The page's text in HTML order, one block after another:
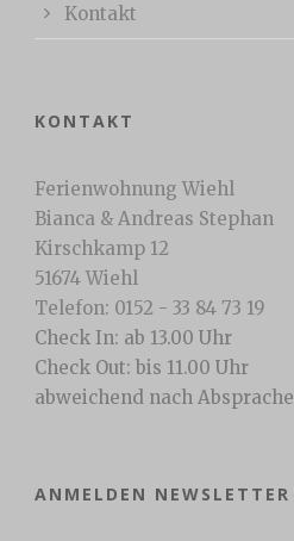
Kontakt
KONTAKT
Ferienwohnung Wiehl
Bianca & Andreas Stephan
Kirschkamp 12
51674 Wiehl
Telefon: 0152 - 33 84 73 19
Check In: ab 13.00 Uhr
Check Out: bis 11.00 Uhr
abweichend nach Absprache
ANMELDEN NEWSLETTER